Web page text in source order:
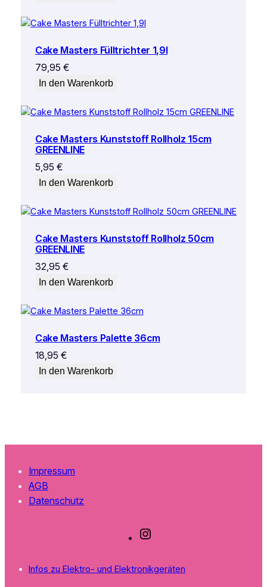
Cake Masters Fülltrichter 1,9l
79,95 €
In den Warenkorb
Cake Masters Kunststoff Rollholz 15cm
GREENLINE
5,95 €
In den Warenkorb
Cake Masters Kunststoff Rollholz 50cm
GREENLINE
32,95 €
In den Warenkorb
Cake Masters Palette 36cm
18,95 €
In den Warenkorb
Impressum
AGB
Datenschutz
t
Infos zu Elektro- und Elektronikgeräten